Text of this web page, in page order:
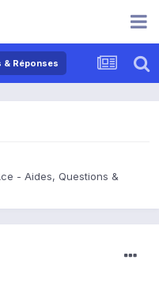
& Réponses
- Aides, Questions &